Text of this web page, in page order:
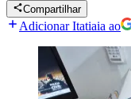
Compartilhar
Adicionar Itatiaia ao